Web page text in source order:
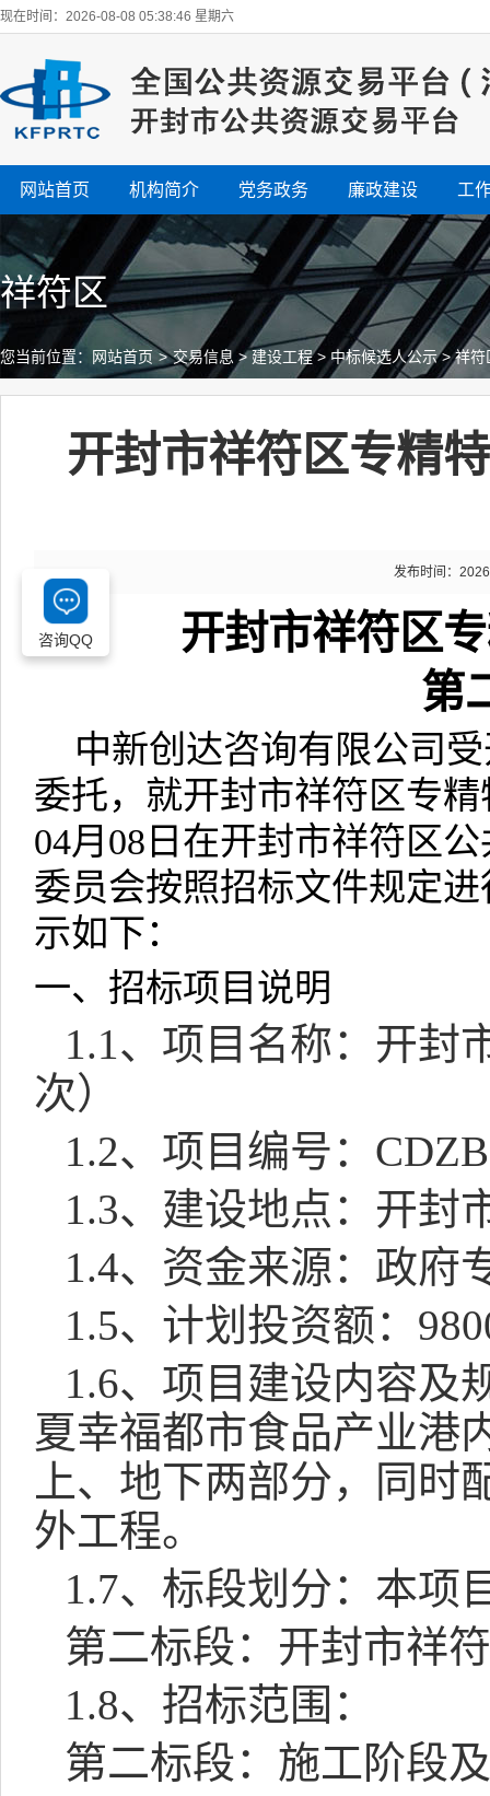
现在时间：2026-08-08 05:38:47 星期六
网站首页 机构简介 党务政务 廉政建设 工
祥符区
您当前位置： 网站首页 > 交易信息 >建设工程>中标候选人公示>祥符
开封市祥符区专精
发布时间：
开封市祥符区
第
中新创达咨询有限公司
委托，就开封市祥符区专
04月 08 日在开封市祥符区
委员会按照招标文件规定
示如下：
一、招标项目说明
1.1、项目名称：开封
次）
1.2、项目编号：
1.3、建设地点：开封
1.4、资金来源： 政府
1.5、计划投资额：
1.6、项目建设内容及
夏幸福都市食品产业港
上、地下两部分，同
外工程。
1.7、标段划分：本项
第二标段：开封市祥
1.8、招标范围：
第二标段：施工阶段
咨询QQ